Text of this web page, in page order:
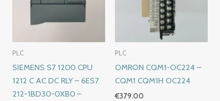
PLC
SIEMENS S7 1200 CPU
1212 C AC DC RLY – 6ES7
212-1BD30-0XB0 –
PLC
OMRON CQM1-OC224 –
CQM1 CQM1H OC224
€379.00